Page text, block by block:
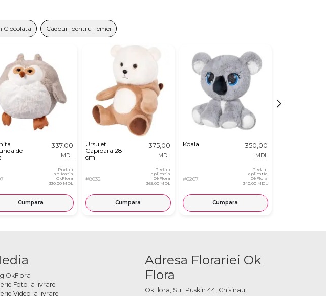
Ciocolata Cadouri pentru Femei
de
337,00
MDL
Pret in
aplicatia
OkFlora
330,00 MDL
Cumpara
Ursulet
Capibara 28
cm
#8032
375,00
MDL
Pret in
aplicatia
OkFlora
365,00 MDL
Cumpara
Koala
#6207
350,00
MDL
Pret in
aplicatia
OkFlora
340,00 MDL
Cumpara
OkFlora
Foto la livrare
Video la livrare
Adresa Florariei Ok
Flora
OkFlora, Str. Puskin 44, Chisinau